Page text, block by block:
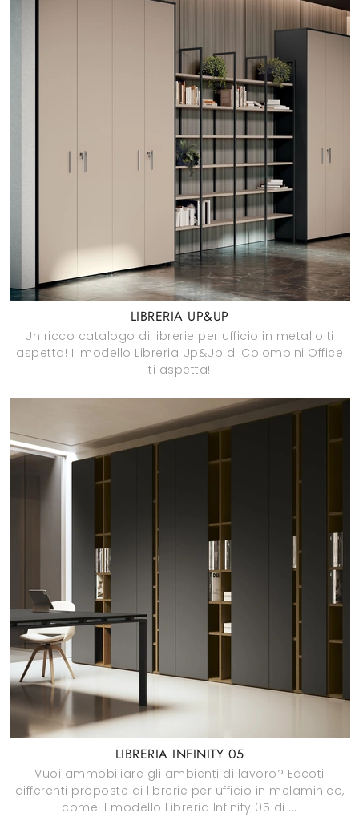
LIBRERIA UP&UP
Un ricco catalogo di librerie per ufficio in metallo ti
aspetta! Il modello Libreria Up&Up di Colombini Office
ti aspetta!
LIBRERIA INFINITY 05
Vuoi ammobiliare gli ambienti di lavoro? Eccoti
differenti proposte di librerie per ufficio in melaminico,
come il modello Libreria Infinity 05 di ...